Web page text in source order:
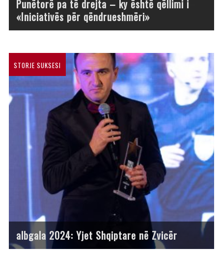
Punëtorë pa të drejta – ky është qëllimi i
«Iniciativës për qëndrueshmëri»
STORJE SUKSESI
albgala 2024: Yjet Shqiptare në Zvicër